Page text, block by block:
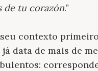
de tu corazón.”
contexto
data de mais de